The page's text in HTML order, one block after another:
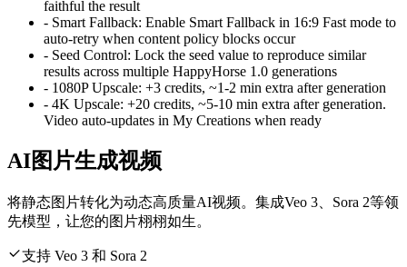
faithful the result
- Smart Fallback: Enable Smart Fallback in 16:9 Fast mode to
auto-retry when content policy blocks occur
- Seed Control: Lock the seed value to reproduce similar
results across multiple HappyHorse 1.0 generations
- 1080P Upscale: +3 credits, ~1-2 min extra after generation
- 4K Upscale: +20 credits, ~5-10 min extra after generation.
Video auto-updates in My Creations when ready
AI图片生成视频
将静态图片转化为动态高质量AI视频。集成Veo 3、Sora 2等领
先模型，让您的图片栩栩如生。
支持 Veo 3 和 Sora 2